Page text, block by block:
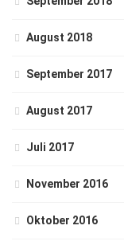
August 2018
September 2017
August 2017
Juli 2017
November 2016
Oktober 2016